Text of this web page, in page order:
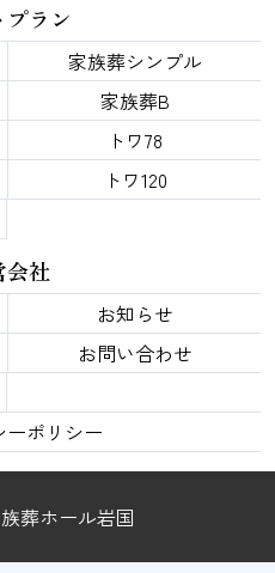
ラン
家族葬シンプル
家族葬B
トワ78
トワ120
会社
お知らせ
お問い合わせ
ーポリシー
葬ホール岩国